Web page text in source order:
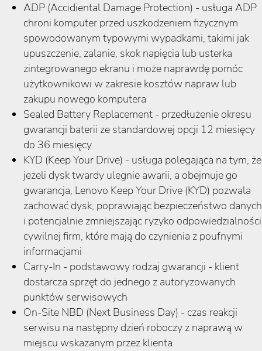
ADP (Accidiental Damage Protection) - usługa ADP
chroni komputer przed uszkodzeniem fizycznym
spowodowanym typowymi wypadkami, takimi jak
upuszczenie, zalanie, skok napięcia lub usterka
zintegrowanego ekranu i może naprawdę pomóc
użytkownikowi w zakresie kosztów napraw lub
zakupu nowego komputera
Sealed Battery Replacement - przedłużenie okresu
gwarancji baterii ze standardowej opcji 12 miesięcy
do 36 miesięcy
KYD (Keep Your Drive) - usługa polegająca na tym, że
jeżeli dysk twardy ulegnie awarii, a obejmuje go
gwarancja, Lenovo Keep Your Drive (KYD) pozwala
zachować dysk, poprawiając bezpieczeństwo danych
i potencjalnie zmniejszając ryzyko odpowiedzialności
cywilnej firm, które mają do czynienia z poufnymi
informacjami
Carry-In - podstawowy rodzaj gwarancji - klient
dostarcza sprzęt do jednego z autoryzowanych
punktów serwisowych
On-Site NBD (Next Business Day) - czas reakcji
serwisu na następny dzień roboczy z naprawą w
miejscu wskazanym przez klienta